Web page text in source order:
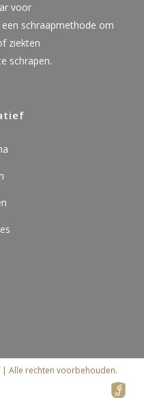
voor
schraapmethode om
ziekten
schrapen.
| Alle rechten voorbehouden.